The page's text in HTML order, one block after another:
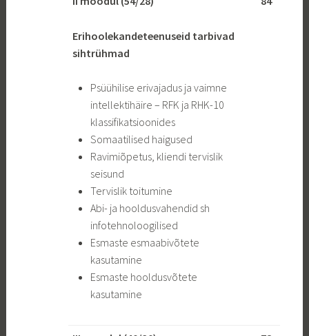
Erihoolekandeteenuseid tarbivad
sihtrühmad
Psüühilise erivajadus ja vaimne
intellektihäire – RFK ja RHK-10
klassifikatsioonides
Somaatilised haigused
Ravimiõpetus, kliendi tervislik
seisund
Tervislik toitumine
Abi- ja hooldusvahendid sh
infotehnoloogilised
Esmaste esmaabivõtete
kasutamine
Esmaste hooldusvõtete
kasutamine